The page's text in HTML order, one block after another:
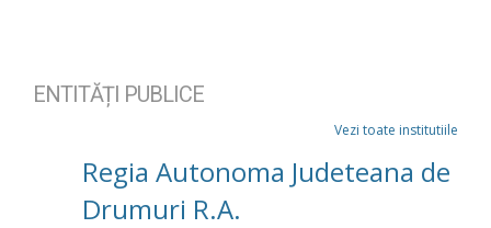
ENTITĂȚI PUBLICE
Vezi toate institutiile
Regia Autonoma Judeteana de
Drumuri R.A.